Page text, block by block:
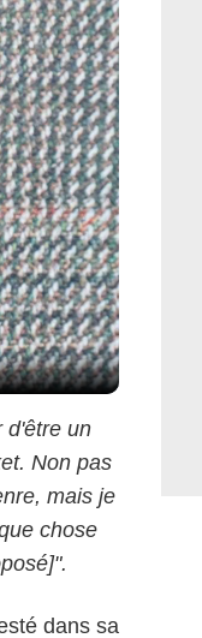
d'être un
Non pas
mais je
chose
dans sa